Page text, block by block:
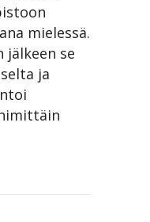
mielessä.
jälkeen se
ja